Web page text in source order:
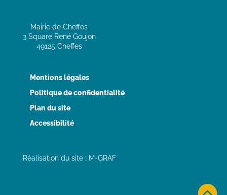
Mairie de Cheffes
3 Square René Goujon
49125 Cheffes
Mentions légales
Politique de confidentialité
Plan du site
Accessibilité
Réalisation du site : M-GRAF